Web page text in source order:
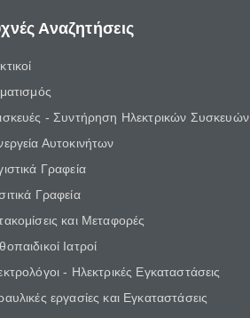
Αναζητήσεις
- Συντήρηση Ηλεκτρικών Συσκευών
Αυτοκινήτων
Γραφεία
Γραφεία
και Μεταφορές
Ιατροί
- Ηλεκτρικές Εγκαταστάσεις
εργασίες και Εγκαταστάσεις